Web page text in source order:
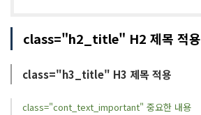
class="h2_title" H2 제목 적용
class="h3_title" H3 제목 적용
class="cont_text_important" 중요한 내용